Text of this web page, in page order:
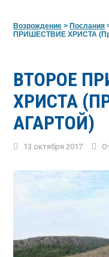
Возрождение >Послания
ПРИШЕСТВИЕ ХРИСТА
ВТОРОЕ
ХРИСТА
АГАРТОЙ)
13 октября 2017